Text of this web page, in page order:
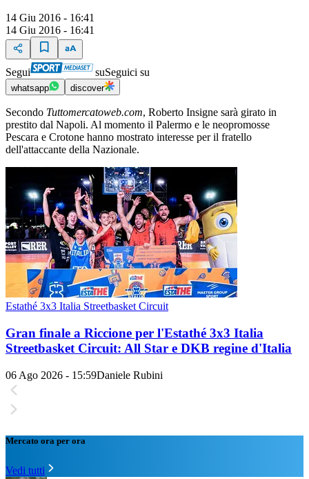
14 Giu 2016 - 16:41
14 Giu 2016 - 16:41
Segui suSeguici su
whatsapp discover
Secondo Tuttomercatoweb.com, Roberto Insigne sarà girato in
prestito dal Napoli. Al momento il Palermo e le neopromosse
Pescara e Crotone hanno mostrato interesse per il fratello
dell'attaccante della Nazionale.
Estathé 3x3 Italia Streetbasket Circuit
Gran finale a Riccione per l'Estathé 3x3 Italia
Streetbasket Circuit: All Star e DKB regine d'Italia
06 Ago 2026 - 15:59Daniele Rubini
Mercato ora per ora
Vedi tutti